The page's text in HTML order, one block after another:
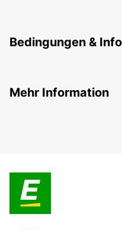
Bedingungen &
Mehr Information